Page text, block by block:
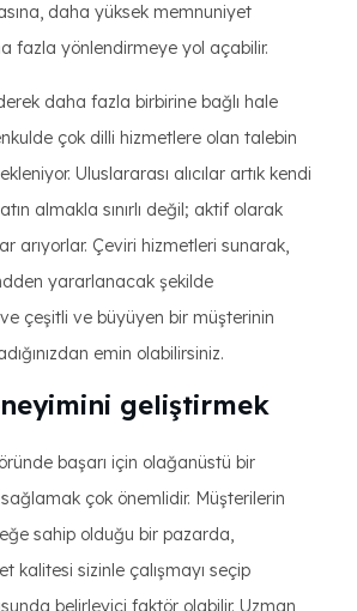
daha yüksek memnuniyet
fazla yönlendirmeye yol açabilir.
daha fazla birbirine bağlı hale
çok dilli hizmetlere olan talebin
Uluslararası alıcılar artık kendi
almakla sınırlı değil; aktif olarak
arıyorlar. Çeviri hizmetleri sunarak,
yararlanacak şekilde
çeşitli ve büyüyen bir müşterinin
emin olabilirsiniz.
geliştirmek
başarı için olağanüstü bir
çok önemlidir. Müşterilerin
sahip olduğu bir pazarda,
kalitesi sizinle çalışmayı seçip
belirleyici faktör olabilir. Uzman